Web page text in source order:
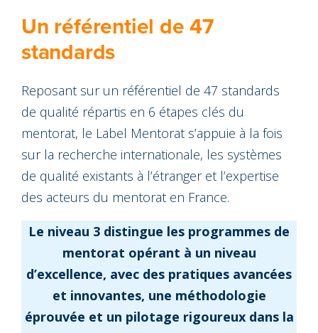
Un référentiel de 47
standards
Reposant sur un référentiel de 47 standards
de qualité répartis en 6 étapes clés du
mentorat, le Label Mentorat s’appuie à la fois
sur la recherche internationale, les systèmes
de qualité existants à l’étranger et l’expertise
des acteurs du mentorat en France.
Le niveau 3 distingue les programmes de
mentorat opérant à un niveau
d’excellence, avec des pratiques avancées
et innovantes, une méthodologie
éprouvée et un pilotage rigoureux dans la